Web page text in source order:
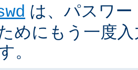
は、パスワ
めにもう一度
。